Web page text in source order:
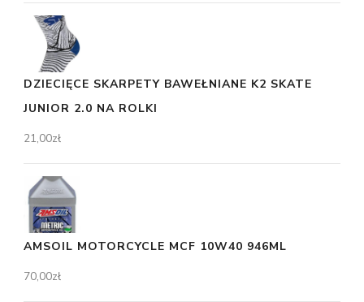
DZIECIĘCE SKARPETY BAWEŁNIANE K2 SKATE
JUNIOR 2.0 NA ROLKI
21,00zł
AMSOIL MOTORCYCLE MCF 10W40 946ML
70,00zł